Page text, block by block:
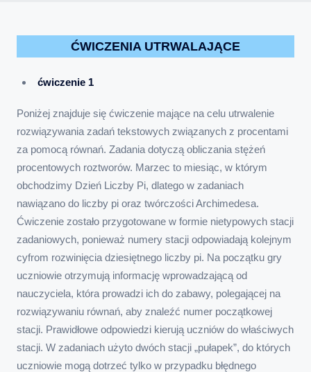
ĆWICZENIA UTRWALAJĄCE
ćwiczenie 1
Poniżej znajduje się ćwiczenie mające na celu utrwalenie
rozwiązywania zadań tekstowych związanych z procentami
za pomocą równań. Zadania dotyczą obliczania stężeń
procentowych roztworów. Marzec to miesiąc, w którym
obchodzimy Dzień Liczby Pi, dlatego w zadaniach
nawiązano do liczby pi oraz twórczości Archimedesa.
Ćwiczenie zostało przygotowane w formie nietypowych stacji
zadaniowych, ponieważ numery stacji odpowiadają kolejnym
cyfrom rozwinięcia dziesiętnego liczby pi. Na początku gry
uczniowie otrzymują informację wprowadzającą od
nauczyciela, która prowadzi ich do zabawy, polegającej na
rozwiązywaniu równań, aby znaleźć numer początkowej
stacji. Prawidłowe odpowiedzi kierują uczniów do właściwych
stacji. W zadaniach użyto dwóch stacji „pułapek”, do których
uczniowie mogą dotrzeć tylko w przypadku błędnego